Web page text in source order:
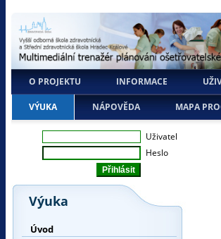
O PROJEKTU INFORMACE
VÝUKA NÁPOVĚDA MAPA
Uživatel
Heslo
Výuka
Úvod